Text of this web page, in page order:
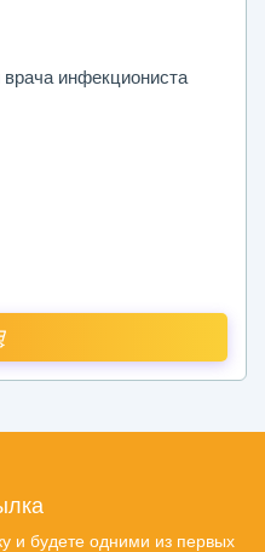
инфекциониста
и будете одними из первых